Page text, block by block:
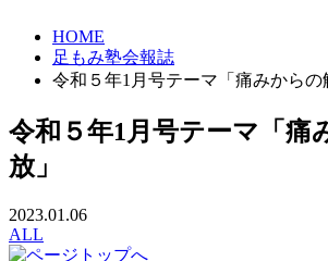
HOME
足もみ塾会報誌
令和５年1月号テーマ「痛みからの
令和５年1月号テーマ「痛
放」
2023.01.06
ALL